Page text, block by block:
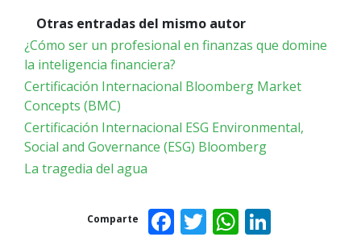
Otras entradas del mismo autor
¿Cómo ser un profesional en finanzas que domine
la inteligencia financiera?
Certificación Internacional Bloomberg Market
Concepts (BMC)
Certificación Internacional ESG Environmental,
Social and Governance (ESG) Bloomberg
La tragedia del agua
Comparte Facebook
Twitter